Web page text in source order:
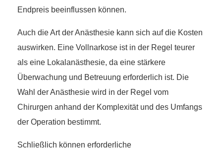
Endpreis beeinflussen können.
Auch die Art der Anästhesie kann sich auf die Kosten
auswirken. Eine Vollnarkose ist in der Regel teurer
als eine Lokalanästhesie, da eine stärkere
Überwachung und Betreuung erforderlich ist. Die
Wahl der Anästhesie wird in der Regel vom
Chirurgen anhand der Komplexität und des Umfangs
der Operation bestimmt.
Schließlich können erforderliche